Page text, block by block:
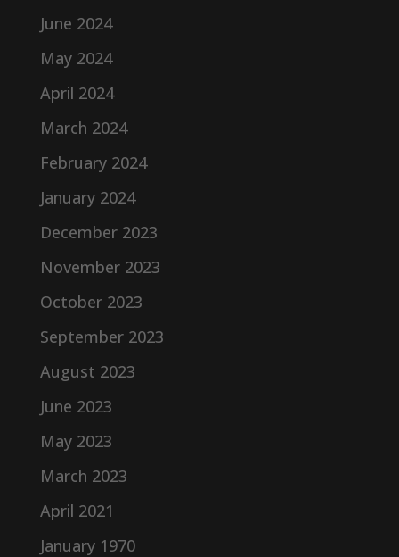
June 2024
May 2024
April 2024
March 2024
February 2024
January 2024
December 2023
November 2023
October 2023
September 2023
August 2023
June 2023
May 2023
March 2023
April 2021
January 1970